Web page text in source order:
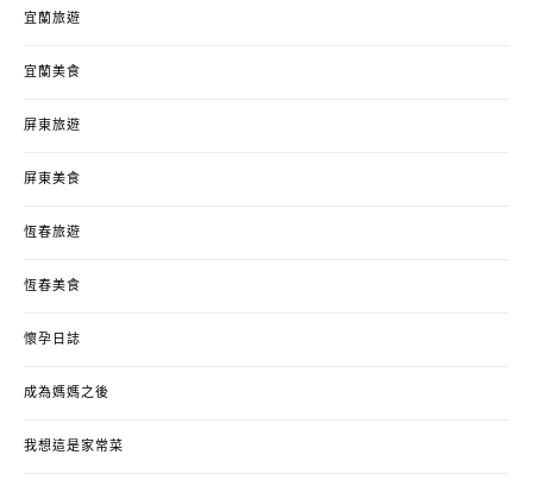
宜蘭旅遊
宜蘭美食
屏東旅遊
屏東美食
恆春旅遊
恆春美食
懷孕日誌
成為媽媽之後
我想這是家常菜